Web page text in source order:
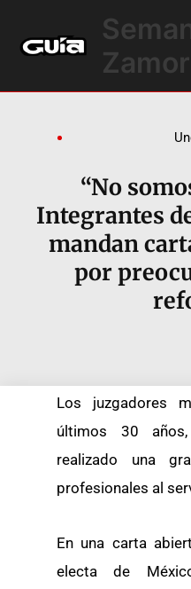
contenido
“No
Integrantes
mandan
por
Los juzgadores
últimos 30
realizado una
profesionales al
En una carta
electa de